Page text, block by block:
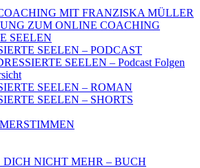
MIT FRANZISKA MÜLLER
ZUM ONLINE COACHING
SEELEN
SEELEN – PODCAST
SEELEN – Podcast Folgen
SEELEN – ROMAN
SEELEN – SHORTS
DICH NICHT MEHR – BUCH